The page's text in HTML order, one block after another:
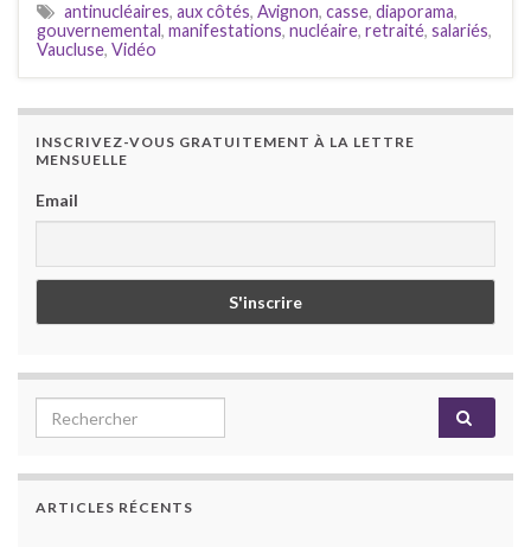
antinucléaires, aux côtés, Avignon, casse, diaporama,
gouvernemental, manifestations, nucléaire, retraité, salariés,
Vaucluse, Vidéo
INSCRIVEZ-VOUS GRATUITEMENT À LA LETTRE
MENSUELLE
Email
Search for:
ARTICLES RÉCENTS